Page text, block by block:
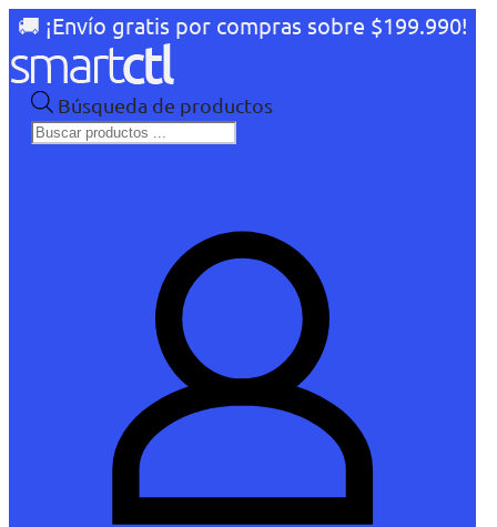
🚚 ¡Envío gratis por compras sobre $199.990!
Búsqueda de productos